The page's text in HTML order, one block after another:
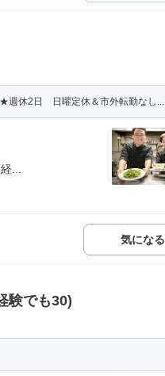
★週休2日 日曜定休＆市外転勤なし...
...
気になる
験でも30)